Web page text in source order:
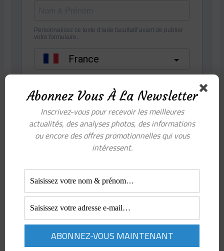
Abonnez Vous À La Newsletter
Inscrivez-vous pour recevoir les meilleures
actualités, des analyses photos, des informations
ou encore des offres promotionnelles qui vous
intéressent.